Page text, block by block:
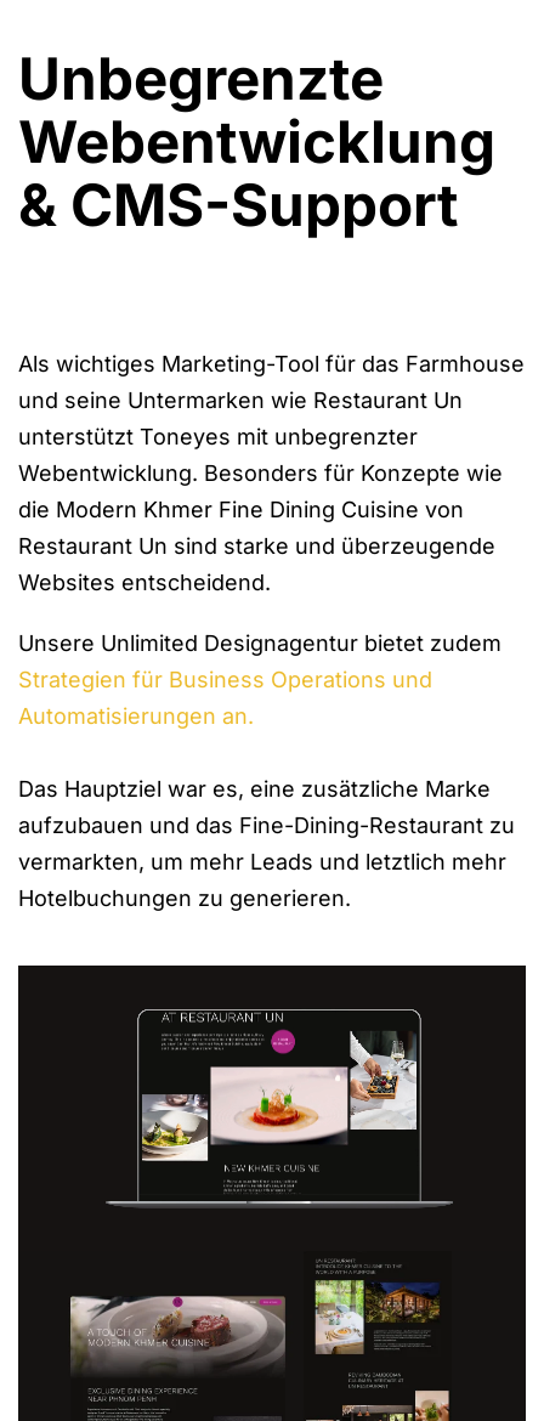
Unbegrenzte
Webentwicklung
& CMS-Support
Als wichtiges Marketing-Tool für das Farmhouse
und seine Untermarken wie Restaurant Un
unterstützt Toneyes mit unbegrenzter
Webentwicklung. Besonders für Konzepte wie
die Modern Khmer Fine Dining Cuisine von
Restaurant Un sind starke und überzeugende
Websites entscheidend.
Unsere Unlimited Designagentur bietet zudem
Strategien für Business Operations und
Automatisierungen an.
Das Hauptziel war es, eine zusätzliche Marke
aufzubauen und das Fine-Dining-Restaurant zu
vermarkten, um mehr Leads und letztlich mehr
Hotelbuchungen zu generieren.